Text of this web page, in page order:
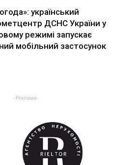
український
ДСНС України у
режимі запускає
мобільний застосунок
- Реклама -